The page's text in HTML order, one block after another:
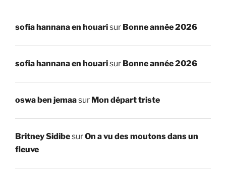
sofia hannana en houarisur Bonne année 2026
sofia hannana en houarisur Bonne année 2026
oswa ben jemaasur Mon départ triste
Britney SidibesurOn a vu des moutons dans un
fleuve